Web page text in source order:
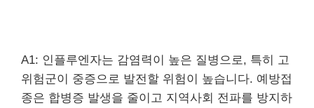
A1: 인플루엔자는 감염력이 높은 질병으로, 특히 고
위험군이 중증으로 발전할 위험이 높습니다. 예방접
종은 합병증 발생을 줄이고 지역사회 전파를 방지하